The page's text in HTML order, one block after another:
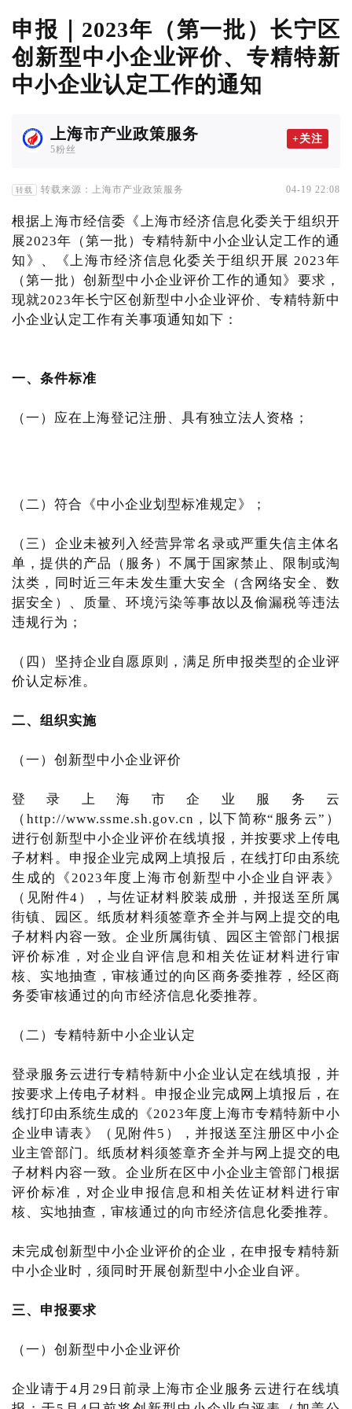
申报｜2023年（第一批）长宁区
创新型中小企业评价、专精特新
中小企业认定工作的通知
上海市产业政策服务
5粉丝
+关注
转载 转载来源：上海市产业政策服务 04-19 22:08
根据上海市经信委《上海市经济信息化委关于组织开
展2023年（第一批）专精特新中小企业认定工作的通
知》、《上海市经济信息化委关于组织开展 2023年
（第一批）创新型中小企业评价工作的通知》要求，
现就2023年长宁区创新型中小企业评价、专精特新中
小企业认定工作有关事项通知如下：
一、条件标准
（一）应在上海登记注册、具有独立法人资格；
（二）符合《中小企业划型标准规定》；
（三）企业未被列入经营异常名录或严重失信主体名
单，提供的产品（服务）不属于国家禁止、限制或淘
汰类，同时近三年未发生重大安全（含网络安全、数
据安全）、质量、环境污染等事故以及偷漏税等违法
违规行为；
（四）坚持企业自愿原则，满足所申报类型的企业评
价认定标准。
二、组织实施
（一）创新型中小企业评价
登录上海市企业服务云
（http://www.ssme.sh.gov.cn，以下简称“服务云”）
进行创新型中小企业评价在线填报，并按要求上传电
子材料。申报企业完成网上填报后，在线打印由系统
生成的《2023年度上海市创新型中小企业自评表》
（见附件4），与佐证材料胶装成册，并报送至所属
街镇、园区。纸质材料须签章齐全并与网上提交的电
子材料内容一致。企业所属街镇、园区主管部门根据
评价标准，对企业自评信息和相关佐证材料进行审
核、实地抽查，审核通过的向区商务委推荐，经区商
务委审核通过的向市经济信息化委推荐。
（二）专精特新中小企业认定
登录服务云进行专精特新中小企业认定在线填报，并
按要求上传电子材料。申报企业完成网上填报后，在
线打印由系统生成的《2023年度上海市专精特新中小
企业申请表》（见附件5），并报送至注册区中小企
业主管部门。纸质材料须签章齐全并与网上提交的电
子材料内容一致。企业所在区中小企业主管部门根据
评价标准，对企业申报信息和相关佐证材料进行审
核、实地抽查，审核通过的向市经济信息化委推荐。
未完成创新型中小企业评价的企业，在申报专精特新
中小企业时，须同时开展创新型中小企业自评。
三、申报要求
（一）创新型中小企业评价
企业请于4月29日前录上海市企业服务云进行在线填